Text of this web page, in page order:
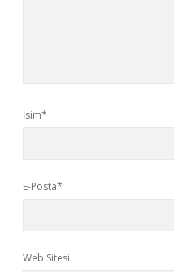
İsim*
E-Posta*
Web Sitesi